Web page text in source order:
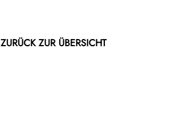
ZURÜCK ZUR ÜBERSICHT